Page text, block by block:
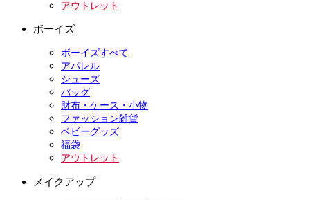
アウトレット
ボーイズ
ボーイズすべて
アパレル
シューズ
バッグ
財布・ケース・小物
ファッション雑貨
ベビーグッズ
福袋
アウトレット
メイクアップ